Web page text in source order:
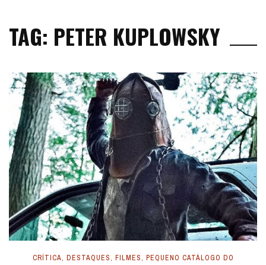
TAG: PETER KUPLOWSKY
CRÍTICA, DESTAQUES, FILMES, PEQUENO CATÁLOGO DO